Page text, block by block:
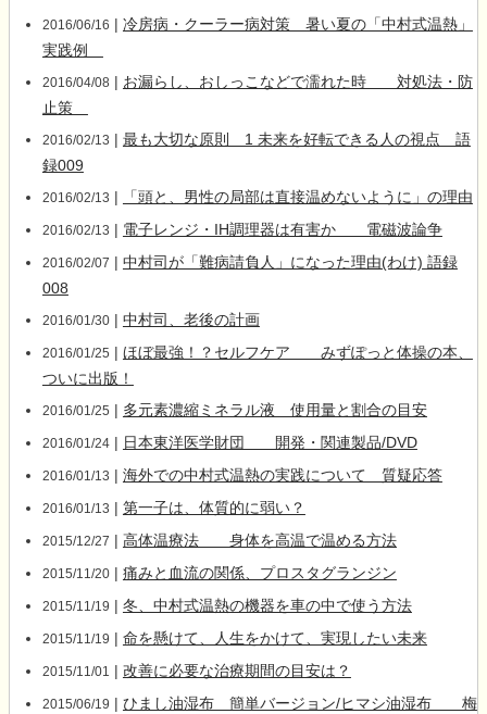
2016/06/16 | 冷房病・クーラー病対策 暑い夏の「中村式温熱」
実践例
2016/04/08 | お漏らし、おしっこなどで濡れた時 対処法・防
止策
2016/02/13 | 最も大切な原則 1 未来を好転できる人の視点 語
録009
2016/02/13 | 「頭と、男性の局部は直接温めないように」の理由
2016/02/13 | 電子レンジ・IH調理器は有害か 電磁波論争
2016/02/07 | 中村司が「難病請負人」になった理由(わけ) 語録
008
2016/01/30| 中村司、老後の計画
2016/01/25 | ほぼ最強！？セルフケア みずぽっと体操の本、
ついに出版！
2016/01/25 | 多元素濃縮ミネラル液 使用量と割合の目安
2016/01/24| 日本東洋医学財団 開発・関連製品/DVD
2016/01/13 | 海外での中村式温熱の実践について 質疑応答
2016/01/13 | 第一子は、体質的に弱い？
2015/12/27 | 高体温療法 身体を高温で温める方法
2015/11/20| 痛みと血流の関係、プロスタグランジン
2015/11/19 | 冬、中村式温熱の機器を車の中で使う方法
2015/11/19 | 命を懸けて、人生をかけて、実現したい未来
2015/11/01 | 改善に必要な治療期間の目安は？
2015/06/19 | ひまし油湿布 簡単バージョン/ヒマシ油湿布 梅